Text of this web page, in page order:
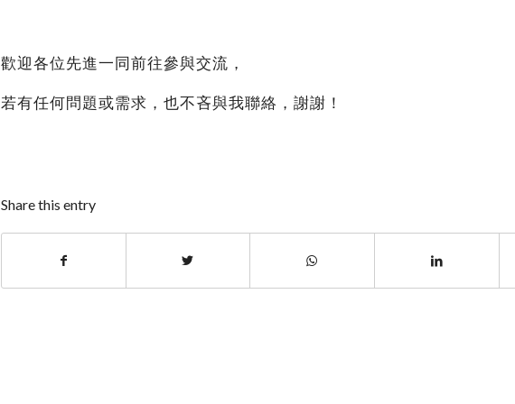
歡迎各位先進一同前往參與交流，
若有任何問題或需求，也不吝與我聯絡，謝謝！
Share this entry